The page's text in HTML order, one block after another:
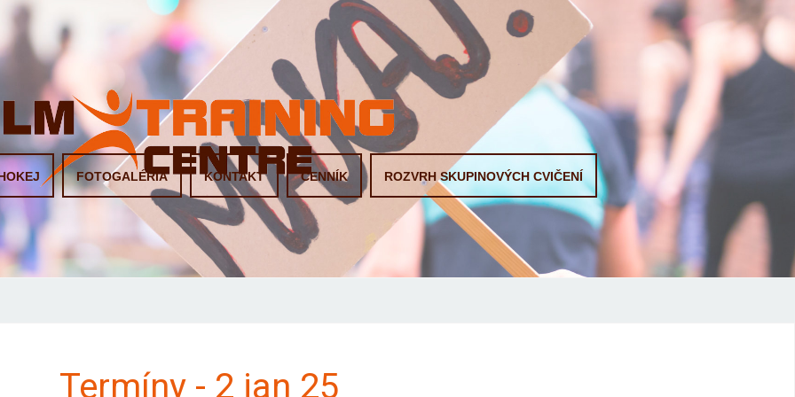
FOTOGALÉRIA KONTAKT CENNÍK ROZVRH SKUPINOVÝCH CVIČENÍ
Termíny - 2 jan 25